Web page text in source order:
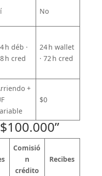
No
h déb ·
h cred
24 h wallet
· 72 h cred
+
$0
Comisió
n
crédito
Recibes